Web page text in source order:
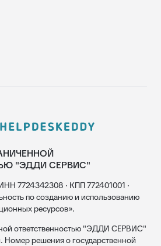
"ЭДДИ СЕРВИС"
7724342308 · КПП 772401001 ·
по созданию и использованию
ресурсов».
ответственностью "ЭДДИ СЕРВИС"
Номер решения о государственной